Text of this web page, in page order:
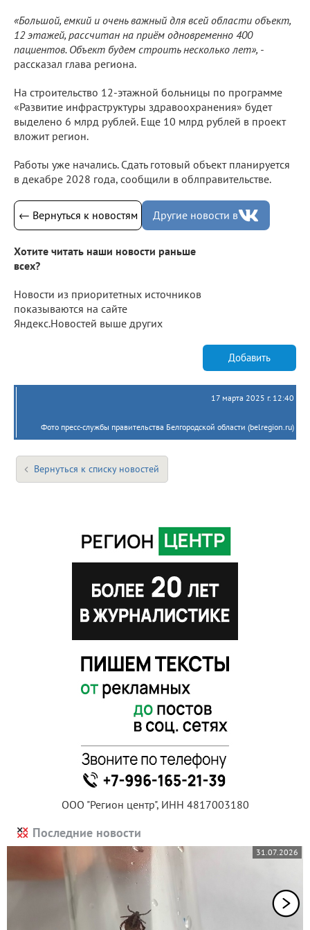
«Большой, емкий и очень важный для всей области объект,
12 этажей, рассчитан на приём одновременно 400
пациентов. Объект будем строить несколько лет», -
рассказал глава региона.
На строительство 12-этажной больницы по программе
«Развитие инфраструктуры здравоохранения» будет
выделено 6 млрд рублей. Еще 10 млрд рублей в проект
вложит регион.
Работы уже начались. Сдать готовый объект планируется
в декабре 2028 года, сообщили в облправительстве.
← Вернуться к новостям Другие новости в
Хотите читать наши новости раньше
всех?
Новости из приоритетных источников
показываются на сайте
Яндекс.Новостей выше других
Добавить
17 марта 2025 г. 12:40
Фото пресс-службы правительства Белгородской области (belregion.ru)
Вернуться к списку новостей
ООО "Регион центр", ИНН 4817003180
Последние новости
31.07.2026